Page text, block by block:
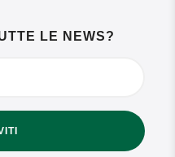
LE NEWS?